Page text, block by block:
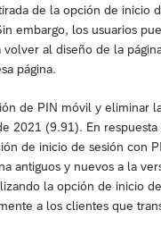
de la opción de inicio
embargo, los usuarios
volver al diseño de la
página.
de PIN móvil y eliminar
2021 (9.91). En
de inicio de sesión con
antiguos y nuevos a la
la opción de inicio
a los clientes que